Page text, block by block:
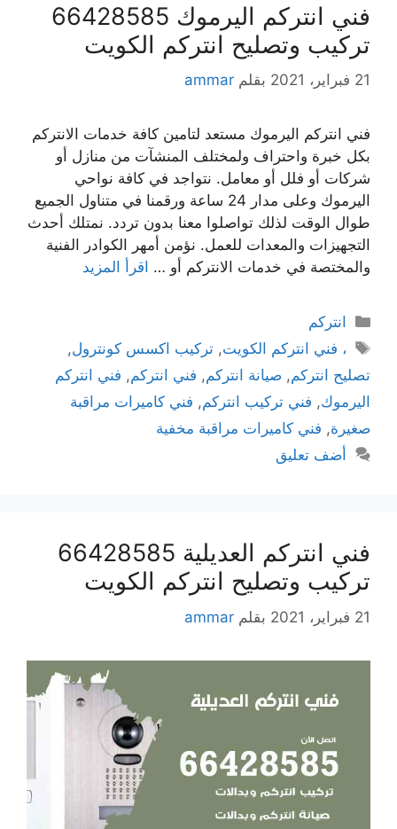
فني انتركم اليرموك 66428585
تركيب وتصليح انتركم الكويت
21 فبراير، 2021 بقلم ammar
فني انتركم اليرموك مستعد لتامين كافة خدمات الانتركم
بكل خبرة واحتراف ولمختلف المنشآت من منازل أو
شركات أو فلل أو معامل. نتواجد في كافة نواحي
اليرموك وعلى مدار 24 ساعة ورقمنا في متناول الجميع
طوال الوقت لذلك تواصلوا معنا بدون تردد. نمتلك أحدث
التجهيزات والمعدات للعمل. نؤمن أمهر الكوادر الفنية
والمختصة في خدمات الانتركم أو … اقرأ المزيد
انتركم
، فني انتركم الكويت,تركيب اكسس كونترول,
تصليح انتركم, صيانة انتركم, فني انتركم, فني انتركم
اليرموك, فني تركيب انتركم, فني كاميرات مراقبة
صغيرة, فني كاميرات مراقبة مخفية
أضف تعليق
فني انتركم العديلية 66428585
تركيب وتصليح انتركم الكويت
21 فبراير، 2021 بقلم ammar